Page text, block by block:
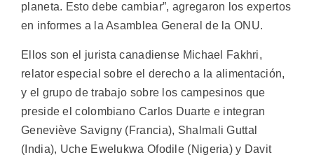
planeta. Esto debe cambiar”, agregaron los expertos
en informes a la Asamblea General de la ONU.
Ellos son el jurista canadiense Michael Fakhri,
relator especial sobre el derecho a la alimentación,
y el grupo de trabajo sobre los campesinos que
preside el colombiano Carlos Duarte e integran
Geneviève Savigny (Francia), Shalmali Guttal
(India), Uche Ewelukwa Ofodile (Nigeria) y Davit